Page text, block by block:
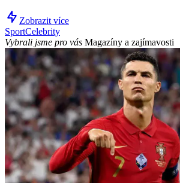
Zobrazit více
SportCelebrity
Vybrali jsme pro vás Magazíny a zajímavosti